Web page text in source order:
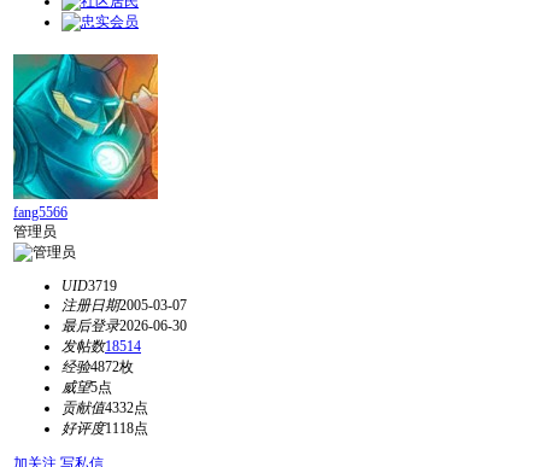
fang5566
管理员
UID3719
注册日期2005-03-07
最后登录2026-06-30
发帖数18514
经验4872枚
威望5点
贡献值4332点
好评度1118点
加关注 写私信